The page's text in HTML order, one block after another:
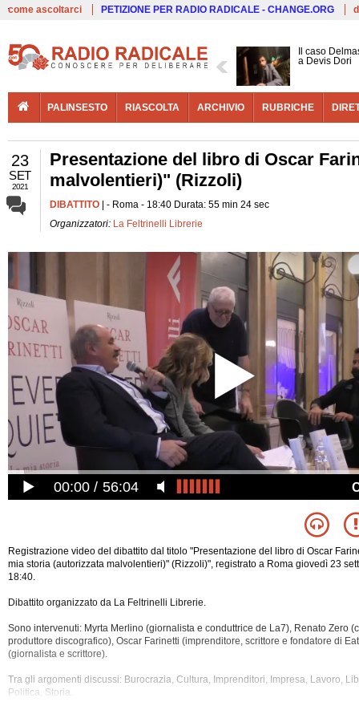
come ascoltarci PETIZIONE PER RADIO RADICALE - CHANGE.ORG
Il caso
a Devis Dori
PALINSESTO RIASCOLTA ARCHIVIO RUBRICHE
23
SET
2021
Presentazione del libro di Oscar
malvolentieri)" (Rizzoli)
DIBATTITO | - Roma - 18:40 Durata: 55 min 24 sec
Organizzatori: La Feltrinelli Librerie
00:00 56:04
Registrazione video del dibattito dal titolo "Presentazione del libro di Oscar
mia storia (autorizzata malvolentieri)" (Rizzoli)", registrato a Roma giovedì 23
18:40.
Dibattito organizzato da La Feltrinelli Librerie.
Sono intervenuti: Myrta Merlino (giornalista e conduttrice de La7), Renato Zero
produttore discografico), Oscar Farinetti (imprenditore, scrittore e fondatore di
(giornalista e scrittore).
Tra gli argomenti discussi: Burocrazia, Cultura, Imprenditori, Impresa, Lavoro,
Politica, Storia.